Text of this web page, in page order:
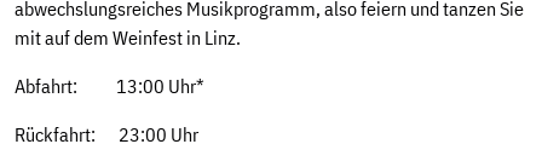
abwechslungsreiches Musikprogramm, also feiern und tanzen Sie
mit auf dem Weinfest in Linz.
Abfahrt: 13:00 Uhr*
Rückfahrt: 23:00 Uhr